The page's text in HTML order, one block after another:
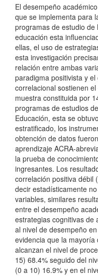
El desempeño
que se implementa para
programas de estudio
educación esta
ellas, el uso de
esta investigación
relación entre ambas
paradigma positivista y
correlacional sostienen
muestra constituida por
programas de estudios
Educación, esta se
estratificado, los
obtención de datos
aprendizaje ACRA-
la prueba de
ingresantes. Los
correlación positiva débil
decir estadísticamente
variables, similares
entre el desempeño
estrategias cognitivas de
al nivel de desempeño
evidencia que la mayoría
alcanzan el nivel de
15) 68.4% seguido del
(0 a 10) 16.9% y en el